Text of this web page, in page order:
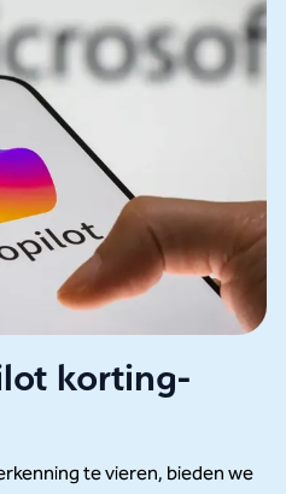
korting-
te vieren, bieden we